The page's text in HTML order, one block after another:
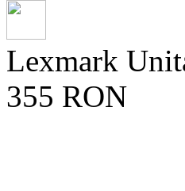
Lexmark
355 RON